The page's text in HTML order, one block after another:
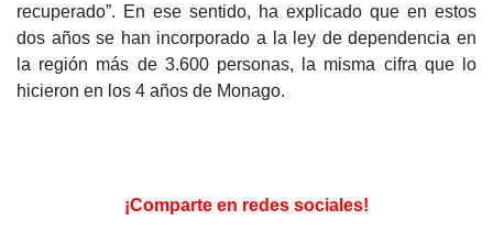
recuperado”. En ese sentido, ha explicado que en estos
dos años se han incorporado a la ley de dependencia en
la región más de 3.600 personas, la misma cifra que lo
hicieron en los 4 años de Monago.
¡Comparte en redes sociales!